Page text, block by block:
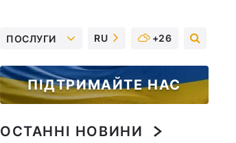
ПОСЛУГИ RU +26
ПІДТРИМАЙТЕ НАС
ОСТАННІ НОВИНИ